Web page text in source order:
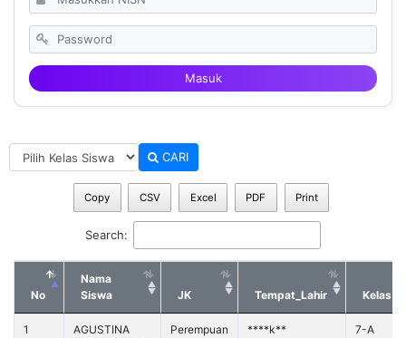
Masuk
CARI
Copy CSV Excel PDF Print
Search:
No
Nama
Siswa
JK Tempat_Lahir Kelas
1
AGUSTINA
Perempuan ****k** 7-A